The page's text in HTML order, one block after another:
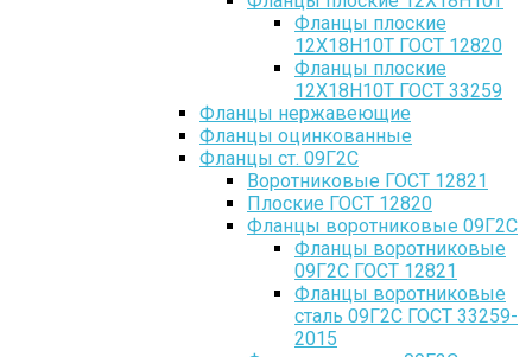
Фланцы плоские
12Х18Н10Т ГОСТ 12820
Фланцы плоские
12Х18Н10Т ГОСТ 33259
Фланцы нержавеющие
Фланцы оцинкованные
Фланцы ст. 09Г2С
Воротниковые ГОСТ 12821
Плоские ГОСТ 12820
Фланцы воротниковые 09Г2С
Фланцы воротниковые
09Г2С ГОСТ 12821
Фланцы воротниковые
сталь 09Г2С ГОСТ 33259-
2015